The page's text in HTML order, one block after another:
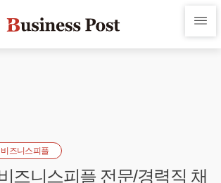
비즈니스피플
즈니스피플 전문/경력직 채